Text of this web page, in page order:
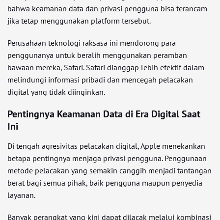
bahwa keamanan data dan privasi pengguna bisa terancam
jika tetap menggunakan platform tersebut.
Perusahaan teknologi raksasa ini mendorong para
penggunanya untuk beralih menggunakan peramban
bawaan mereka, Safari. Safari dianggap lebih efektif dalam
melindungi informasi pribadi dan mencegah pelacakan
digital yang tidak diinginkan.
Pentingnya Keamanan Data di Era Digital Saat
Ini
Di tengah agresivitas pelacakan digital, Apple menekankan
betapa pentingnya menjaga privasi pengguna. Penggunaan
metode pelacakan yang semakin canggih menjadi tantangan
berat bagi semua pihak, baik pengguna maupun penyedia
layanan.
Banyak perangkat yang kini dapat dilacak melalui kombinasi